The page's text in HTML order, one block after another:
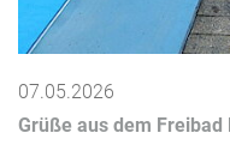
07.05.2026
Grüße aus dem Freibad